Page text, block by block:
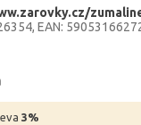
EAN:
3%